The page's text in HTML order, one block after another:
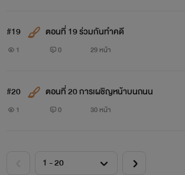
#19 ตอนที่ 19 ร่วมกันทำคดี
1 0 29 หน้า
#20 ตอนที่ 20 การเผชิญหน้าบนถนน
1 0 30 หน้า